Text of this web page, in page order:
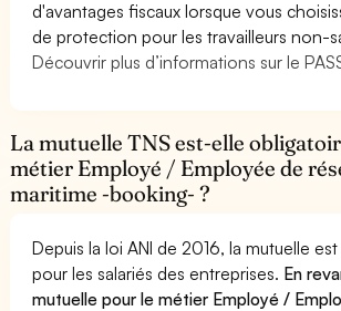
d'avantages fiscaux lorsque vous
de protection pour les travailleurs non-
Découvrir plus d’informations sur le
La mutuelle TNS est-elle
métier Employé / Employée de
maritime -booking- ?
Depuis la loi ANI de 2016, la mutuelle
pour les salariés des entreprises. En
mutuelle pour le métier Employé /